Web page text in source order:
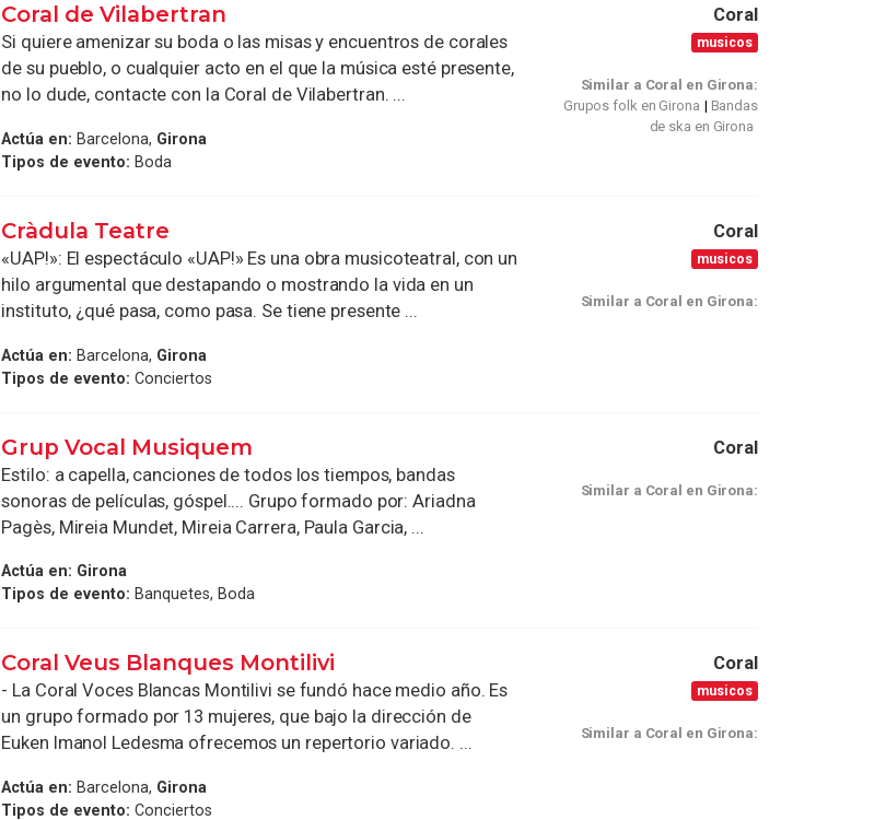
Coral de Vilabertran
Si quiere amenizar su boda o las misas y encuentros de corales
de su pueblo, o cualquier acto en el que la música esté presente,
no lo dude, contacte con la Coral de Vilabertran. ...
Actúa en: Barcelona, Girona
Tipos de evento: Boda
Coral
musicos
Similar a Coral en Girona:
Grupos folk en Girona
Bandas
de ska en Girona
Cràdula Teatre
«UAP!»: El espectáculo «UAP!» Es una obra musicoteatral, con un
hilo argumental que destapando o mostrando la vida en un
instituto, ¿qué pasa, como pasa. Se tiene presente ...
Actúa en: Barcelona, Girona
Tipos de evento: Conciertos
Coral
musicos
Similar a Coral en Girona:
Grup Vocal Musiquem
Estilo: a capella, canciones de todos los tiempos, bandas
sonoras de películas, góspel.... Grupo formado por: Ariadna
Pagès, Mireia Mundet, Mireia Carrera, Paula Garcia, ...
Actúa en: Girona
Tipos de evento: Banquetes, Boda
Coral
Similar a Coral en Girona:
Coral Veus Blanques Montilivi
- La Coral Voces Blancas Montilivi se fundó hace medio año. Es
un grupo formado por 13 mujeres, que bajo la dirección de
Euken Imanol Ledesma ofrecemos un repertorio variado. ...
Actúa en: Barcelona, Girona
Tipos de evento: Conciertos
Coral
musicos
Similar a Coral en Girona: